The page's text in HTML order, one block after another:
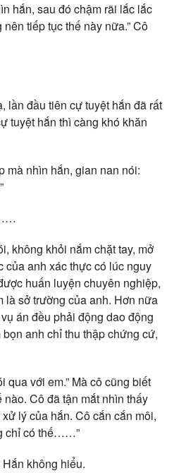
hắn, sau đó chậm rãi lắc lắc
tiếp tục thế này nữa.” Cô
lần đầu tiên cự tuyệt hắn đã rất
tuyệt hắn thì càng khó khăn
nhìn hắn, gian nan nói:
không khỏi nắm chặt tay, mở
của anh xác thực có lúc nguy
huấn luyện chuyên nghiệp,
là sở trường của anh. Hơn nữa
án đều phải động dao động
anh chỉ thu thập chứng cứ,
qua với em.” Mà cô cũng biết
nào. Cô đã tận mắt nhìn thấy
lý của hắn. Cô cắn cắn môi,
chỉ có thế……”
Hắn không hiểu.